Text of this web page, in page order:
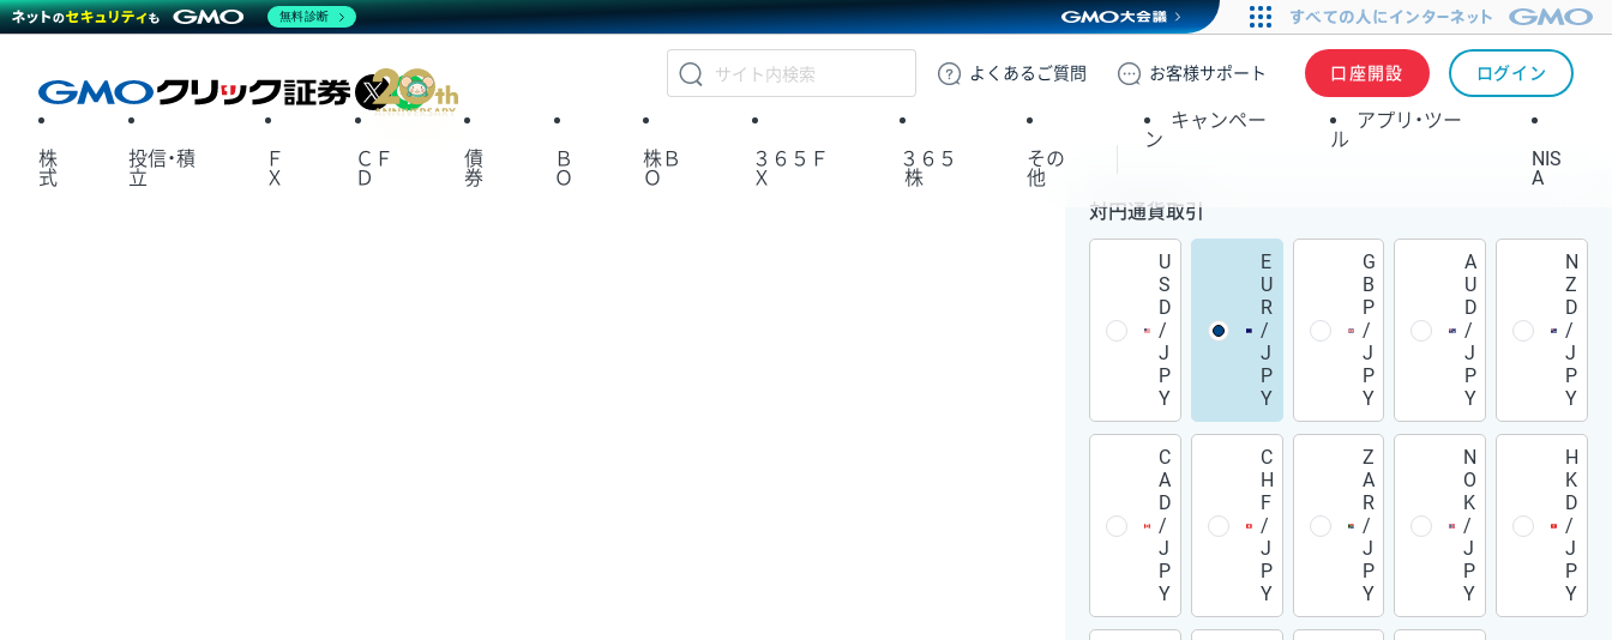
GMOクリック証券
よくある ご質問 お客様サポート 口座開設 ログイン
X
株
式
投信・積
立
Ｆ
Ｘ
ＣＦ
Ｄ
債
券
Ｂ
Ｏ
株Ｂ
Ｏ
３６５Ｆ
Ｘ
３６５
株
その
他
キャンペー
ン
アプリ・ツー
ル
NIS
A
対円通貨取引
U
S
D
/
J
P
Y
E
U
R
/
J
P
Y
G
B
P
/
J
P
Y
A
U
D
/
J
P
Y
N
Z
D
/
J
P
Y
C
A
D
/
J
P
Y
C
H
F
/
J
P
Y
Z
A
R
/
J
P
Y
N
O
K
/
J
P
Y
H
K
D
/
J
P
Y
無料診断